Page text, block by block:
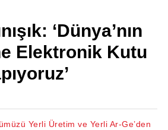
‘Dünya’nın
Elektronik Kutu
Yerli Üretim ve Yerli Ar-Ge’den